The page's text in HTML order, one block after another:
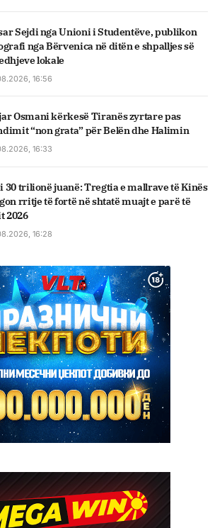
Sejdi nga Unioni i Studentëve, publikon
nga Bërvenica në ditën e shpalljes së
lokale
16:56
Osmani kërkesë Tiranës zyrtare pas
“non grata” për Belën dhe Halimin
16:33
30 trilionë juanë: Tregtia e mallrave të Kinës
rritje të fortë në shtatë muajt e parë të
2026
16:28